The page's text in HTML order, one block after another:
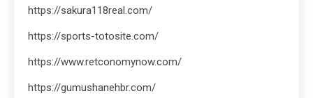
https://sakura118real.com/
https://sports-totosite.com/
https://www.retconomynow.com/
https://gumushanehbr.com/